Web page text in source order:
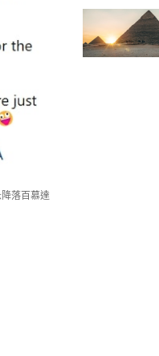
落百慕達